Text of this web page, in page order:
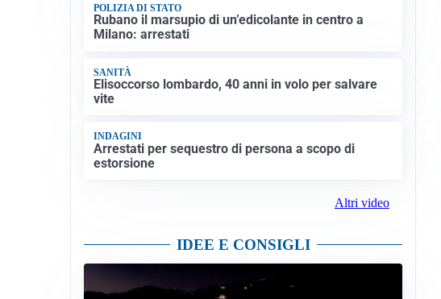
POLIZIA DI STATO
Rubano il marsupio di un’edicolante in centro a
Milano: arrestati
SANITÀ
Elisoccorso lombardo, 40 anni in volo per salvare
vite
INDAGINI
Arrestati per sequestro di persona a scopo di
estorsione
Altri video
IDEE E CONSIGLI